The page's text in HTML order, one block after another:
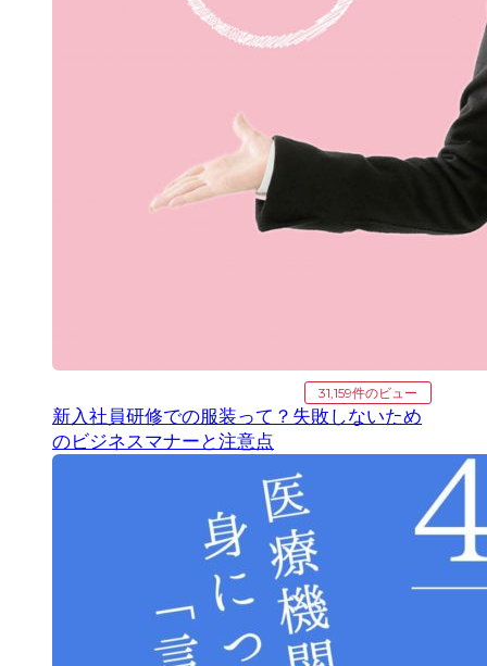
31,159件のビュー
新入社員研修での服装って？失敗しないため
のビジネスマナーと注意点